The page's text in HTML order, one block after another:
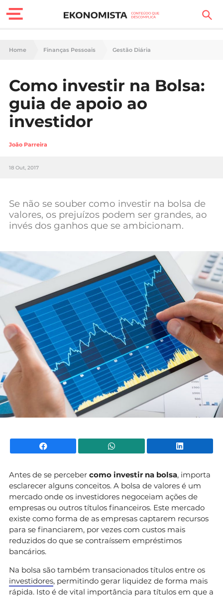
Finanças Pessoais
Carreira
Casa
Lifestyle
Sociedade
Negócios
Mundial 2026
Home Finanças Pessoais Gestão Diária
Como investir na Bolsa:
guia de apoio ao
investidor
João Parreira
18 Out, 2017
Se não se souber como investir na bolsa de
valores, os prejuízos podem ser grandes, ao
invés dos ganhos que se ambicionam.
Facebook WhatsApp
Antes de se perceber como investir na bolsa, importa
esclarecer alguns conceitos. A bolsa de valores é um
mercado onde os investidores negoceiam ações de
empresas ou outros títulos financeiros. Este mercado
existe como forma de as empresas captarem recursos
para se financiarem, por vezes com custos mais
reduzidos do que se contraíssem empréstimos
bancários.
Na bolsa são também transacionados títulos entre os
investidores, permitindo gerar liquidez de forma mais
rápida. Isto é de vital importância para títulos em que a